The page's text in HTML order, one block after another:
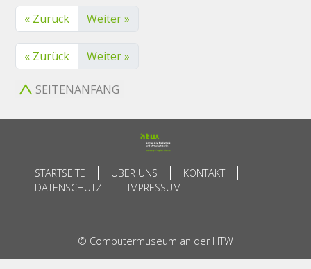
« Zurück Weiter »
« Zurück Weiter »
SEITENANFANG
STARTSEITE ÜBER UNS
KONTAKT
DATENSCHUTZ
IMPRESSUM
© Computermuseum an der HTW